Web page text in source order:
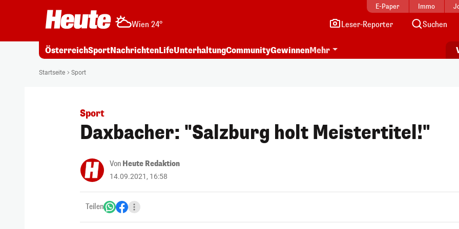
E-Paper Immo
Wien 24° Leser-Reporter Suchen
ÖsterreichSportNachrichtenLifeUnterhaltungCommunityGewinnenMehr
Startseite Sport
Sport
Daxbacher: "Salzburg holt Meistertitel!"
Von Heute Redaktion
14.09.2021, 16:58
Teilen